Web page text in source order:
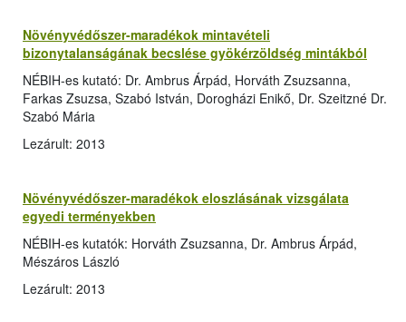
Növényvédőszer-maradékok mintavételi
bizonytalanságának becslése gyökérzöldség mintákból
NÉBIH-es kutató: Dr. Ambrus Árpád, Horváth Zsuzsanna,
Farkas Zsuzsa, Szabó István, Dorogházi Enikő, Dr. Szeitzné Dr.
Szabó Mária
Lezárult: 2013
Növényvédőszer-maradékok eloszlásának vizsgálata
egyedi terményekben
NÉBIH-es kutatók: Horváth Zsuzsanna, Dr. Ambrus Árpád,
Mészáros László
Lezárult: 2013